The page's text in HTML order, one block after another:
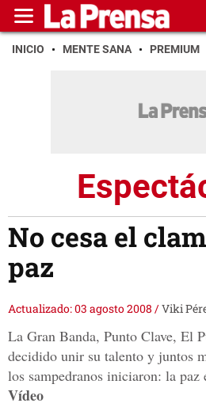
INICIO MENTE SANA PREMIUM
No cesa el
paz
Actualizado: 03 agosto 2008 /Viki
La Gran Banda, Punto Clave, El
decidido unir su talento y juntos
los sampedranos iniciaron: la paz
Vídeo